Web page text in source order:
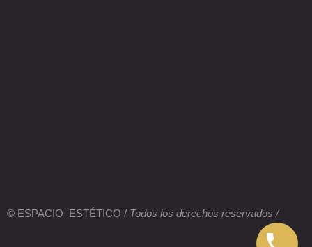
© ESPACIO ESTÉTICO / Todos los derechos reservados /